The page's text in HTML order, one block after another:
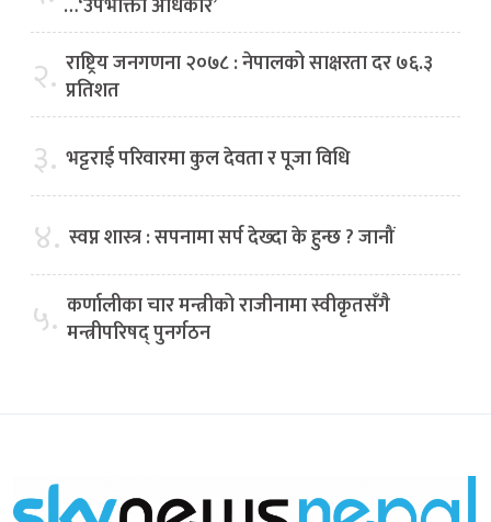
२. राष्ट्रिय जनगणना २०७८ : नेपालको साक्षरता दर ७६.३
प्रतिशत
३. भट्टराई परिवारमा कुल देवता र पूजा विधि
४. स्वप्न शास्त्र : सपनामा सर्प देख्दा के हुन्छ ? जानौं
५. कर्णालीका चार मन्त्रीको राजीनामा स्वीकृतसँगै
मन्त्रीपरिषद् पुनर्गठन